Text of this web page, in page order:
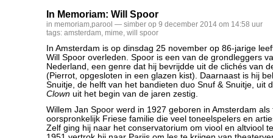
In Memoriam: Will Spoor
in memoriam,parool — simber op 9 december 2014 om 14:58 uur
tags: amsterdam, mime, will spoor
In Amsterdam is op dinsdag 25 november op 86-jarige
Will Spoor overleden. Spoor is een van de grondleggers
Nederland, een genre dat hij bevrijdde uit de clichés van
(Pierrot, opgesloten in een glazen kist). Daarnaast is hij
Snuitje, de helft van het bandieten duo Snuf & Snuitje, uit
Clown uit het begin van de jaren zestig.
Willem Jan Spoor werd in 1927 geboren in Amsterdam als
oorspronkelijk Friese familie die veel toneelspelers en
Zelf ging hij naar het conservatorium om viool en altviool